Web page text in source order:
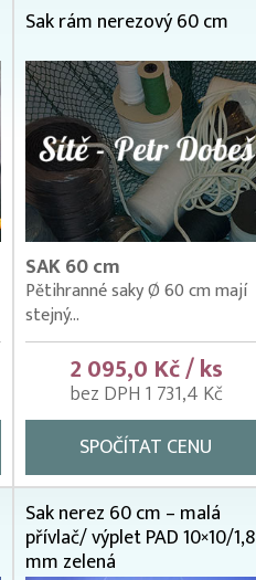
Sak rám nerezový 60 cm
SAK 60 cm
Pětihranné saky Ø 60 cm mají
stejný...
2 095,0 Kč / ks
bez DPH 1 731,4 Kč
SPOČÍTAT CENU
Sak nerez 60 cm – malá
přívlač/ výplet PAD 10×10/1,8
mm zelená